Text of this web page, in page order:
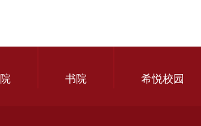
书院 希悦校园